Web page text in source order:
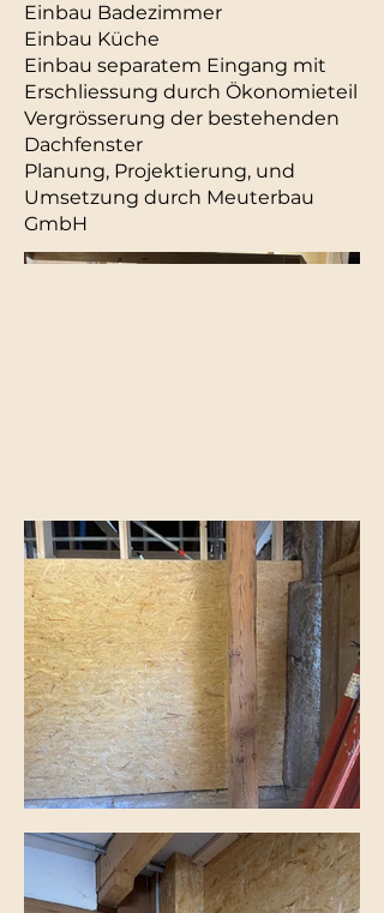
Einbau Badezimmer
Einbau Küche
Einbau separatem Eingang mit
Erschliessung durch Ökonomieteil
Vergrösserung der bestehenden
Dachfenster
Planung, Projektierung, und
Umsetzung durch Meuterbau
GmbH